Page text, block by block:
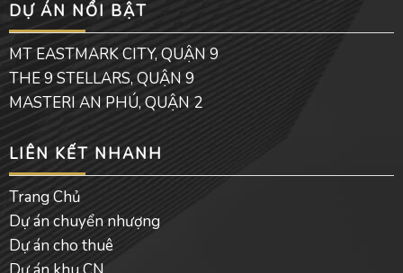
b
o
o
k
u
b
e
o
p
e
DỰ ÁN NỔI BẬT
MT EASTMARK CITY, QUẬN 9
THE 9 STELLARS, QUẬN 9
MASTERI AN PHÚ, QUẬN 2
LIÊN KẾT NHANH
Trang Chủ
Dự án chuyển nhượng
Dự án cho thuê